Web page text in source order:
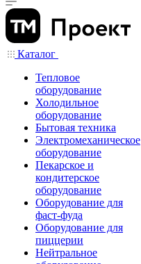
Каталог
Тепловое
оборудование
Холодильное
оборудование
Бытовая техника
Электромеханическое
оборудование
Пекарское и
кондитерское
оборудование
Оборудование для
фаст-фуда
Оборудование для
пиццерии
Нейтральное